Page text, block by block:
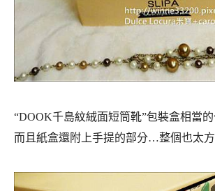
“DOOK千島紋絨面短筒靴”包裝盒相當
而且紙盒還附上手提的部分…整個也太方